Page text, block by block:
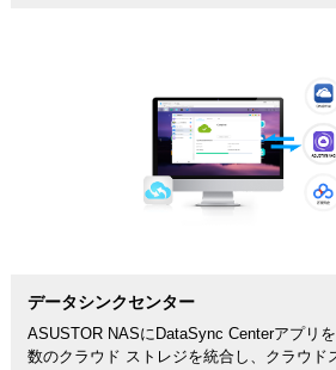
データシンクセンター
ASUSTOR NASにDataSync Centerアプリ
数のクラウド ストレジを統合し、クラウド